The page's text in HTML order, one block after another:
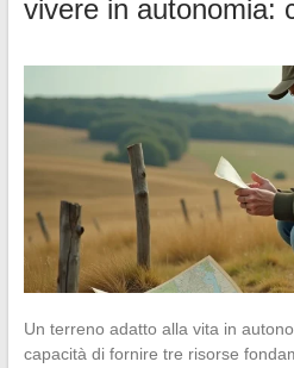
vivere in autonomia:
Un terreno adatto alla vita in
capacità di fornire tre risorse